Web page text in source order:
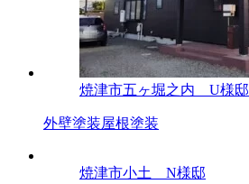
焼津市五ヶ堀之内 U様邸
外壁塗装屋根塗装
焼津市小土 N様邸